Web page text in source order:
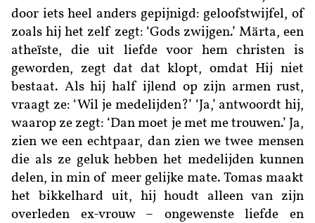
door iets heel anders gepijnigd: geloofstwijfel, of
zoals hij het zelf zegt: ‘Gods zwijgen.’ Märta, een
atheïste, die uit liefde voor hem christen is
geworden, zegt dat dat klopt, omdat Hij niet
bestaat. Als hij half ijlend op zijn armen rust,
vraagt ze: ‘Wil je medelijden?’ ‘Ja,’ antwoordt hij,
waarop ze zegt: ‘Dan moet je met me trouwen.’ Ja,
zien we een echtpaar, dan zien we twee mensen
die als ze geluk hebben het medelijden kunnen
delen, in min of meer gelijke mate. Tomas maakt
het bikkelhard uit, hij houdt alleen van zijn
overleden ex-vrouw – ongewenste liefde en